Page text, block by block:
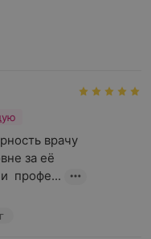
врачу
за её
профе...